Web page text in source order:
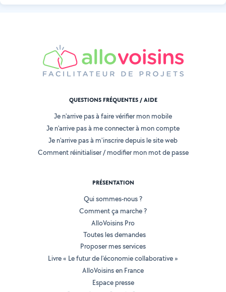
QUESTIONS FRÉQUENTES / AIDE
Je n'arrive pas à faire vérifier mon mobile
Je n'arrive pas à me connecter à mon compte
Je n'arrive pas à m'inscrire depuis le site web
Comment réinitialiser / modifier mon mot de passe
PRÉSENTATION
Qui sommes-nous ?
Comment ça marche ?
AlloVoisins Pro
Toutes les demandes
Proposer mes services
Livre « Le futur de l'économie collaborative »
AlloVoisins en France
Espace presse